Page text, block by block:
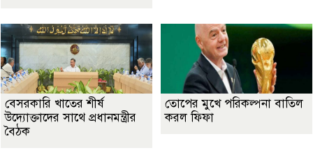
বেসরকারি খাতের শীর্ষ
উদ্যোক্তাদের সাথে প্রধানমন্ত্রীর
বৈঠক
তোপের মুখে পরিকল্পনা বাতিল
করল ফিফা